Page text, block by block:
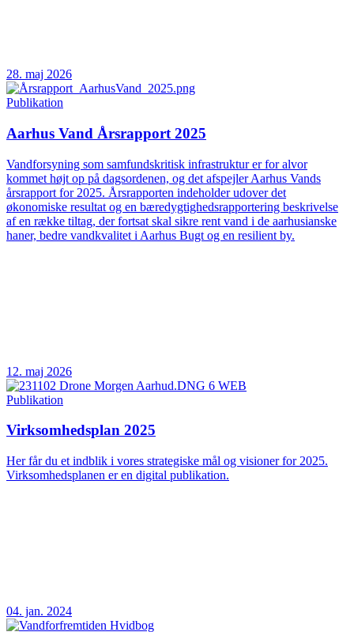
28. maj 2026
Publikation
Aarhus Vand Årsrapport 2025
Vandforsyning som samfundskritisk infrastruktur er for alvor
kommet højt op på dagsordenen, og det afspejler Aarhus Vands
årsrapport for 2025. Årsrapporten indeholder udover det
økonomiske resultat og en bæredygtighedsrapportering beskrivelse
af en række tiltag, der fortsat skal sikre rent vand i de aarhusianske
haner, bedre vandkvalitet i Aarhus Bugt og en resilient by.
12. maj 2026
Publikation
Virksomhedsplan 2025
Her får du et indblik i vores strategiske mål og visioner for 2025.
Virksomhedsplanen er en digital publikation.
04. jan. 2024